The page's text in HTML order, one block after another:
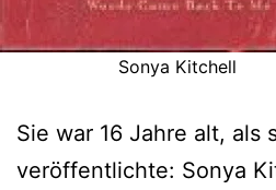
Sonya Kitchell
Sie war 16 Jahre alt, als
veröffentlichte: Sonya